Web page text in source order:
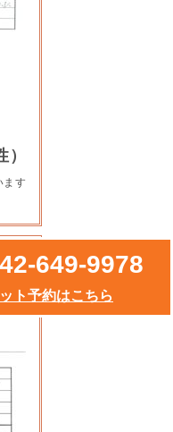
ます
649-9978
ト予約はこちら